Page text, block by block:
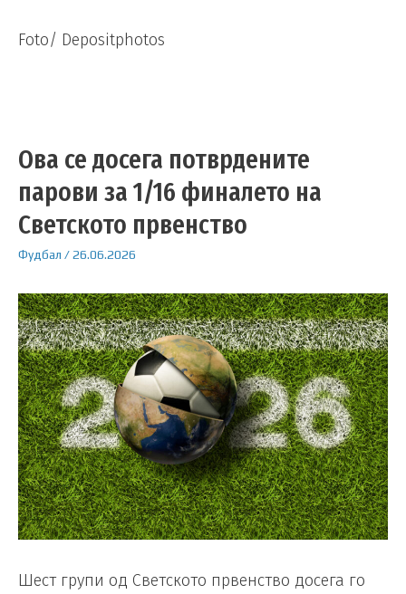
Foto/ Depositphotos
Ова се досега потврдените
парови за 1/16 финалето на
Светското првенство
Фудбал /26.06.2026
Шест групи од Светското првенство досега го